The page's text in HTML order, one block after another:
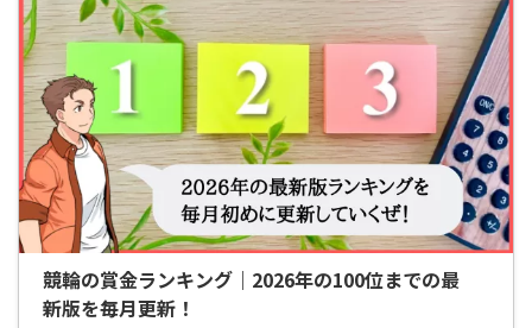
競輪の賞金ランキング｜2026年の100位までの最
新版を毎月更新！